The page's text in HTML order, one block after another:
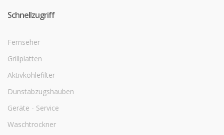
Schnellzugriff
Fernseher
Grillplatten
Aktivkohlefilter
Dunstabzugshauben
Geräte - Service
Waschtrockner